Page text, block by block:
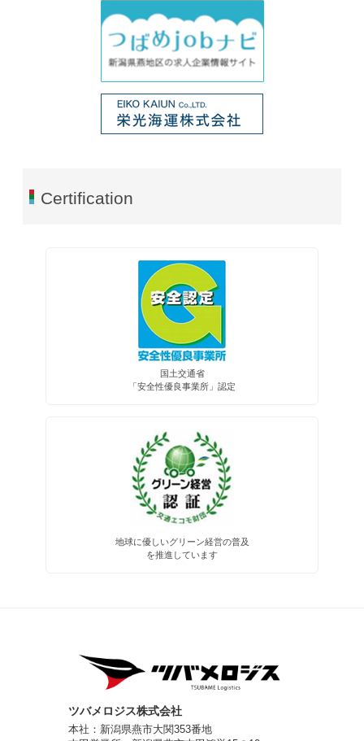
Certification
国土交通省
「安全性優良事業所」認定
地球に優しいグリーン経営の普及
を推進しています
ツバメロジス株式会社
本社：新潟県燕市大関353番地